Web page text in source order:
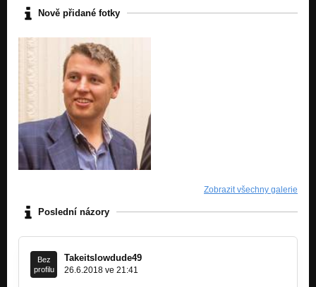
Nově přidané fotky
Zobrazit všechny galerie
Poslední názory
Bez
profilu
Takeitslowdude49
26.6.2018 ve 21:41